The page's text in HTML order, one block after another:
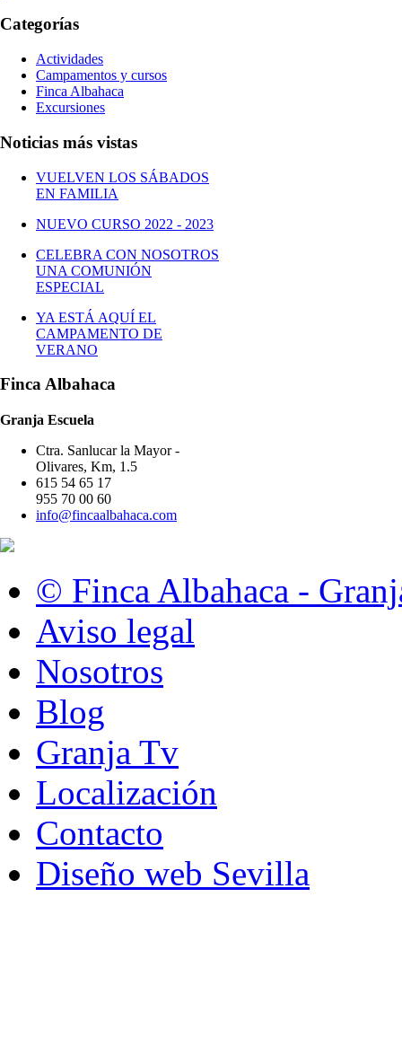
Categorías
Actividades
Campamentos y cursos
Finca Albahaca
Excursiones
Noticias más vistas
VUELVEN LOS SÁBADOS
EN FAMILIA
NUEVO CURSO 2022 - 2023
CELEBRA CON NOSOTROS
UNA COMUNIÓN
ESPECIAL
YA ESTÁ AQUÍ EL
CAMPAMENTO DE
VERANO
Finca Albahaca
Granja Escuela
Ctra. Sanlucar la Mayor -
Olivares, Km, 1.5
615 54 65 17
955 70 00 60
info@fincaalbahaca.com
© Finca Albahaca -
Aviso legal
Nosotros
Blog
Granja Tv
Localización
Contacto
Diseño web Sevilla